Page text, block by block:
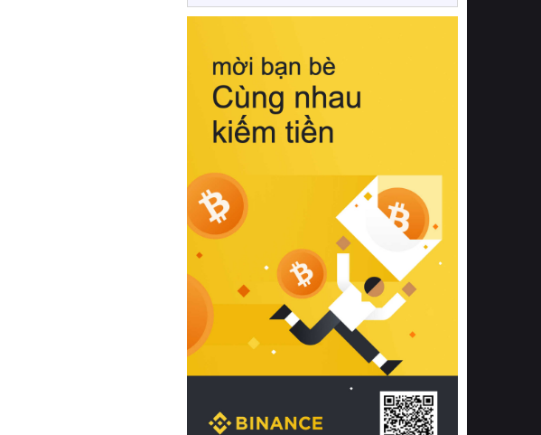
này, bạn sẽ cảm nhận rõ rệt sự khác
hồi chuẩn xác của phần đệm nâng đỡ
cột sống.
Bên cạnh đó, việc lựa chọn các dòng
sản phẩm đạt chuẩn chất lượng quốc
tế còn giúp ngăn ngừa tình trạng kích
khuẩn và nấm mốc trong điều kiện
thời tiết nóng ẩm. Bạn có thể tìm hiểu
thêm các nghiên cứu khoa học về tác
động của giấc ngủ và môi trường
phòng ngủ đối với sức khỏe con
người tại Sleep Foundation (External
Link) để có cái nhìn toàn diện hơn.
2. Các tiêu chí vàng khi lựa chọn
chăn ga gối đệm cao cấp cho phòng
ngủ
Để sở hữu một bộ chăn ga gối đệm
cao cấp hoàn hảo cả về thẩm mỹ lẫn
công năng, người tiêu dùng cần cân
nhắc kỹ lưỡng các tiêu chí quan trọng